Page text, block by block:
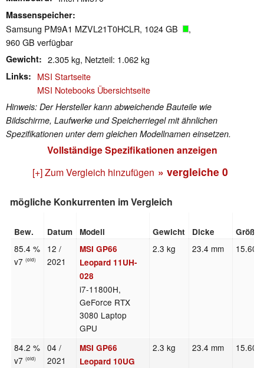
Massenspeicher
Samsung PM9A1 MZVL21T0HCLR, 1024 GB
,
960 GB verfügbar
Gewicht 2.305 kg, Netzteil: 1.062 kg
Links
MSI Startseite
MSI Notebooks Übersichtseite
Hinweis: Der Hersteller kann abweichende Bauteile wie
Bildschirme, Laufwerke und Speicherriegel mit ähnlichen
Spezifikationen unter dem gleichen Modellnamen einsetzen.
Vollständige Spezifikationen anzeigen
[+] Zum Vergleich hinzufügen » vergleiche 0
mögliche Konkurrenten im Vergleich
Bew. Datum Modell Gewicht Dicke Größe
85.4 %
v7(old)
12 /
2021
MSI GP66
Leopard 11UH-
028
i7-11800H,
GeForce RTX
3080 Laptop
GPU
2.3 kg 23.4 mm 15.60"
84.2 %
v7(old)
04 /
2021
MSI GP66
Leopard 10UG
2.3 kg 23.4 mm 15.60"